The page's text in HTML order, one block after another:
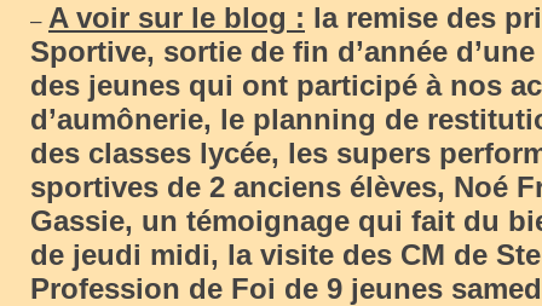
– A voir sur le blog : la remise des
Sportive, sortie de fin d’année
des jeunes qui ont participé à nos
d’aumônerie, le planning de
des classes lycée, les supers
sportives de 2 anciens élèves, Noé
Gassie, un témoignage qui fait du
de jeudi midi, la visite des CM de
Profession de Foi de 9 jeunes